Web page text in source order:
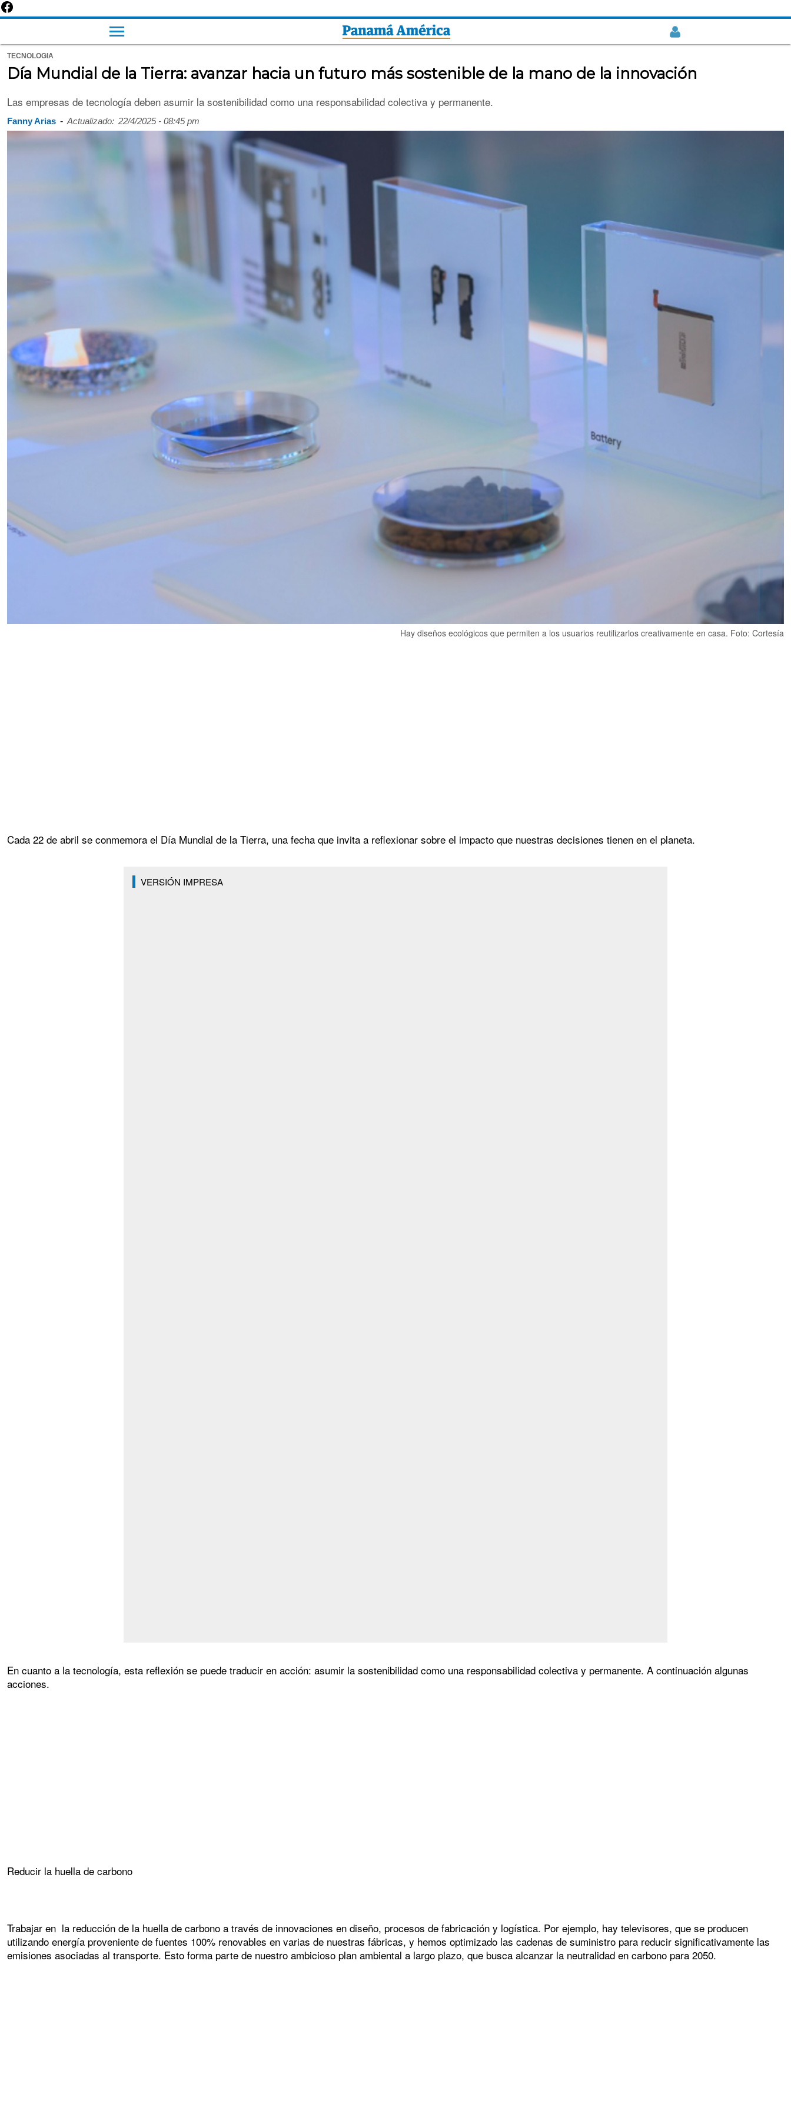
TECNOLOGIA
Día Mundial de la Tierra: avanzar hacia un futuro más sostenible de la mano de la innovación
Las empresas de tecnología deben asumir la sostenibilidad como una responsabilidad colectiva y permanente.
Fanny Arias - Actualizado: 22/4/2025 - 08:45 pm
Hay diseños ecológicos que permiten a los usuarios reutilizarlos creativamente en casa. Foto: Cortesía
Cada 22 de abril se conmemora el Día Mundial de la Tierra, una fecha que invita a reflexionar sobre el impacto que nuestras decisiones tienen en el planeta.
VERSIÓN IMPRESA
En cuanto a la tecnología, esta reflexión se puede traducir en acción: asumir la sostenibilidad como una responsabilidad colectiva y permanente. A continuación algunas
acciones.
Reducir la huella de carbono
Trabajar en la reducción de la huella de carbono a través de innovaciones en diseño, procesos de fabricación y logística. Por ejemplo, hay televisores, que se producen
utilizando energía proveniente de fuentes 100% renovables en varias de nuestras fábricas, y hemos optimizado las cadenas de suministro para reducir significativamente las
emisiones asociadas al transporte. Esto forma parte de nuestro ambicioso plan ambiental a largo plazo, que busca alcanzar la neutralidad en carbono para 2050.